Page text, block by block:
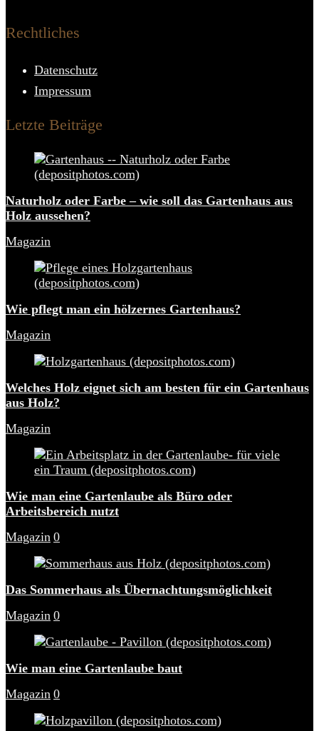
Rechtliches
Datenschutz
Impressum
Letzte Beiträge
Naturholz oder Farbe – wie soll das Gartenhaus aus
Holz aussehen?
Magazin
Wie pflegt man ein hölzernes Gartenhaus?
Magazin
Welches Holz eignet sich am besten für ein Gartenhaus
aus Holz?
Magazin
Wie man eine Gartenlaube als Büro oder
Arbeitsbereich nutzt
Magazin 0
Das Sommerhaus als Übernachtungsmöglichkeit
Magazin 0
Wie man eine Gartenlaube baut
Magazin 0